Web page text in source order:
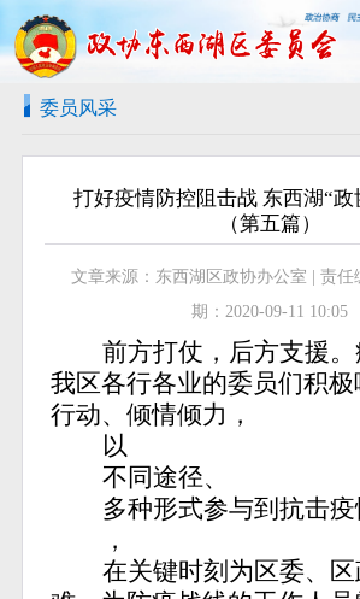
委员风采
打好疫情防控阻击战 东西湖“政
（第五篇）
文章来源：东西湖区政协办公室 | 责任
期：2020-09-11 10:05
前方打仗，后方支援。
我区各行各业的委员们积极
行动、倾情倾力，
以
不同途径、
多种形式参与到抗击
，
在关键时刻为区委、